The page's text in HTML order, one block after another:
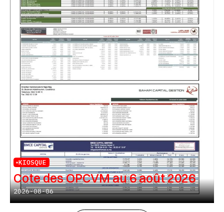
KIOSQUE
Cote des OPCVM au 6 août 2026
2026-08-06